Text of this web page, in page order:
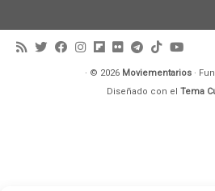
· © 2026 Moviementarios ·
Diseñado con el Tema